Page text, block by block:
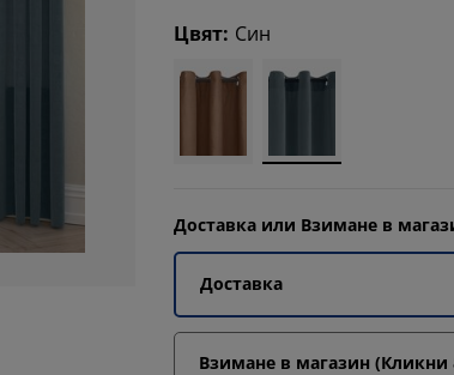
Цвят: Син
Доставка или Взимане в
Доставка
Взимане в магазин (Кликни